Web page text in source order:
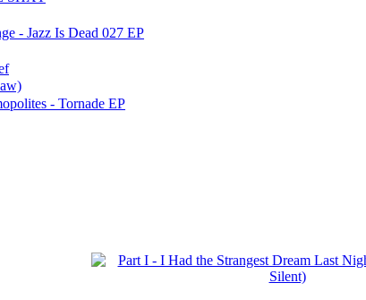
- Jazz Is Dead 027 EP
- Tornade EP